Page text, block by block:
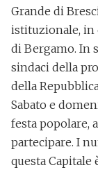
Grande di
istituzionale, in
di Bergamo. In
sindaci della
della
Sabato e
festa popolare,
partecipare. I
questa Capitale